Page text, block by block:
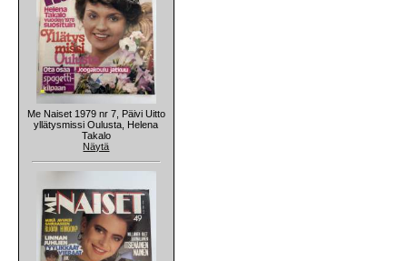
Me Naiset 1979 nr 7, Päivi Uitto
yllätysmissi Oulusta, Helena
Takalo
Näytä